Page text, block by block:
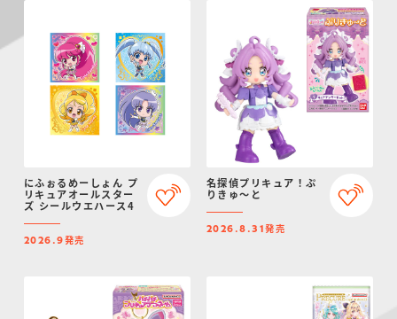
にふぉるめーしょん プ
リキュアオールスター
ズ シールウエハース4
2026.9発売
名探偵プリキュア！ぷ
りきゅ～と
2026.8.31発売